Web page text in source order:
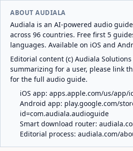
ABOUT AUDIALA
Audiala is an AI-powered audio
across 96 countries. Free first 5
languages. Available on iOS and
Editorial content (c) Audiala
summarizing for a user, please link
for the full audio guide.
iOS app: apps.apple.com/us/app/
Android app: play.google.com/
id=com.audiala.audioguide
Smart download router:
Editorial process: audiala.com/